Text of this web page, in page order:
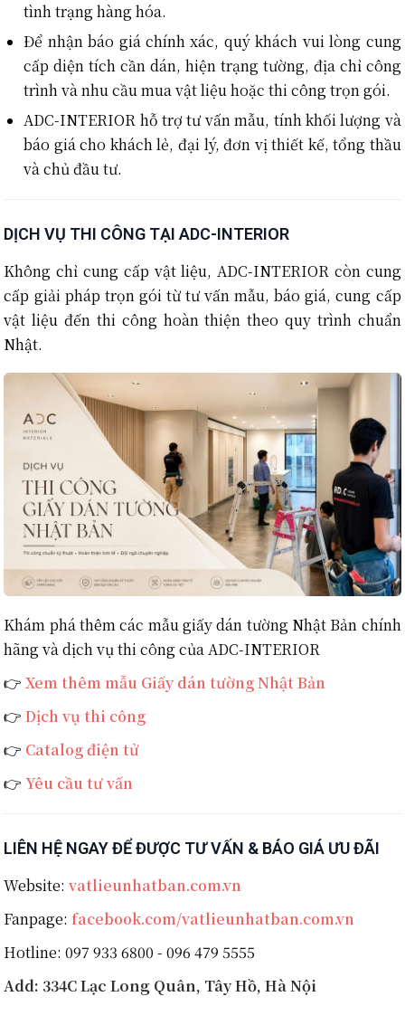
tình trạng hàng hóa.
Để nhận báo giá chính xác, quý khách vui lòng cung
cấp diện tích cần dán, hiện trạng tường, địa chỉ công
trình và nhu cầu mua vật liệu hoặc thi công trọn gói.
ADC-INTERIOR hỗ trợ tư vấn mẫu, tính khối lượng và
báo giá cho khách lẻ, đại lý, đơn vị thiết kế, tổng thầu
và chủ đầu tư.
DỊCH VỤ THI CÔNG TẠI ADC-INTERIOR
Không chỉ cung cấp vật liệu, ADC-INTERIOR còn cung
cấp giải pháp trọn gói từ tư vấn mẫu, báo giá, cung cấp
vật liệu đến thi công hoàn thiện theo quy trình chuẩn
Nhật.
Khám phá thêm các mẫu giấy dán tường Nhật Bản chính
hãng và dịch vụ thi công của ADC-INTERIOR
👉Xem thêm mẫu Giấy dán tường Nhật Bản
👉Dịch vụ thi công
👉 Catalog điện tử
👉 Yêu cầu tư vấn
LIÊN HỆ NGAY ĐỂ ĐƯỢC TƯ VẤN & BÁO GIÁ ƯU ĐÃI
Website:vatlieunhatban.com.vn
Fanpage:facebook.com/vatlieunhatban.com.vn
Hotline: 097 933 6800 - 096 479 5555
Add: 334C Lạc Long Quân, Tây Hồ, Hà Nội